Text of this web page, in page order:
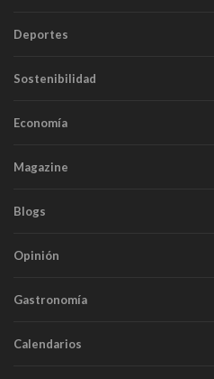
Deportes
Sostenibilidad
Economía
Magazine
Blogs
Opinión
Gastronomía
Calendarios